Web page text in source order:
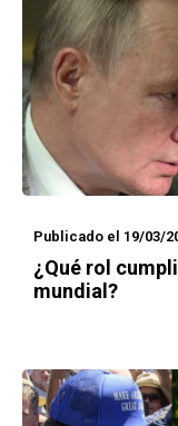
Publicado el 19/03/
¿Qué rol
mundial?